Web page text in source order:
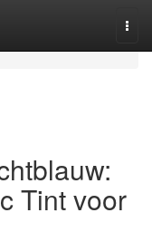
Tint voor